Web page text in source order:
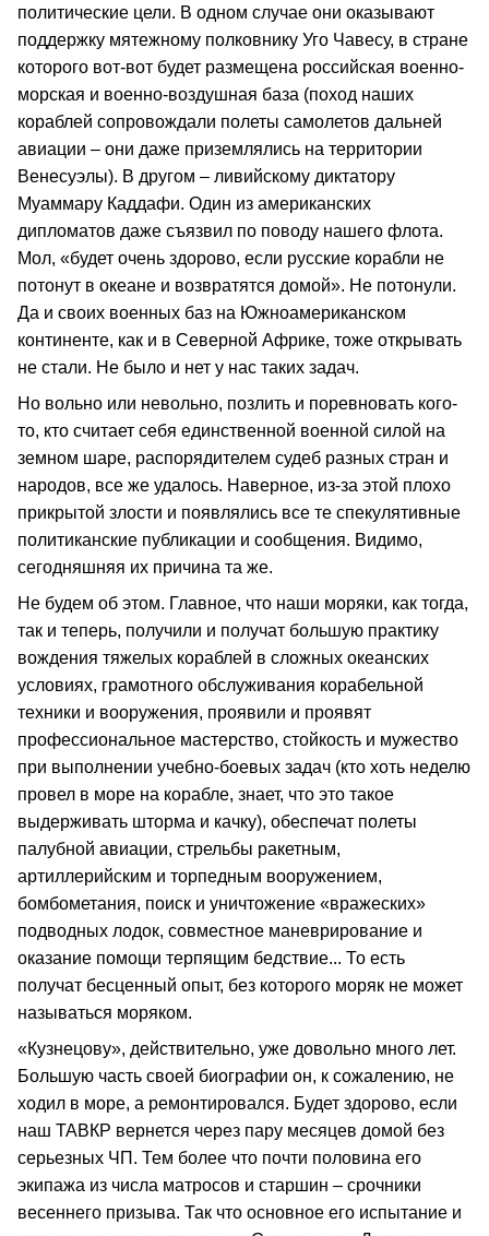
политические цели. В одном случае они оказывают
поддержку мятежному полковнику Уго Чавесу, в стране
которого вот-вот будет размещена российская военно-
морская и военно-воздушная база (поход наших
кораблей сопровождали полеты самолетов дальней
авиации – они даже приземлялись на территории
Венесуэлы). В другом – ливийскому диктатору
Муаммару Каддафи. Один из американских
дипломатов даже съязвил по поводу нашего флота.
Мол, «будет очень здорово, если русские корабли не
потонут в океане и возвратятся домой». Не потонули.
Да и своих военных баз на Южноамериканском
континенте, как и в Северной Африке, тоже открывать
не стали. Не было и нет у нас таких задач.
Но вольно или невольно, позлить и поревновать кого-
то, кто считает себя единственной военной силой на
земном шаре, распорядителем судеб разных стран и
народов, все же удалось. Наверное, из-за этой плохо
прикрытой злости и появлялись все те спекулятивные
политиканские публикации и сообщения. Видимо,
сегодняшняя их причина та же.
Не будем об этом. Главное, что наши моряки, как тогда,
так и теперь, получили и получат большую практику
вождения тяжелых кораблей в сложных океанских
условиях, грамотного обслуживания корабельной
техники и вооружения, проявили и проявят
профессиональное мастерство, стойкость и мужество
при выполнении учебно-боевых задач (кто хоть неделю
провел в море на корабле, знает, что это такое
выдерживать шторма и качку), обеспечат полеты
палубной авиации, стрельбы ракетным,
артиллерийским и торпедным вооружением,
бомбометания, поиск и уничтожение «вражеских»
подводных лодок, совместное маневрирование и
оказание помощи терпящим бедствие... То есть
получат бесценный опыт, без которого моряк не может
называться моряком.
«Кузнецову», действительно, уже довольно много лет.
Большую часть своей биографии он, к сожалению, не
ходил в море, а ремонтировался. Будет здорово, если
наш ТАВКР вернется через пару месяцев домой без
серьезных ЧП. Тем более что почти половина его
экипажа из числа матросов и старшин – срочники
весеннего призыва. Так что основное его испытание и